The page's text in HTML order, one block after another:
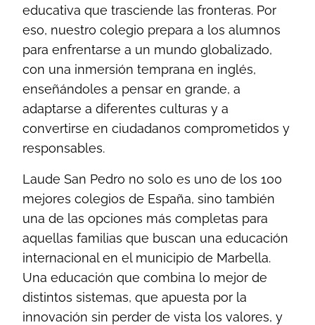
educativa que trasciende las fronteras. Por
eso, nuestro colegio prepara a los alumnos
para enfrentarse a un mundo globalizado,
con una inmersión temprana en inglés,
enseñándoles a pensar en grande, a
adaptarse a diferentes culturas y a
convertirse en ciudadanos comprometidos y
responsables.
Laude San Pedro no solo es uno de los 100
mejores colegios de España, sino también
una de las opciones más completas para
aquellas familias que buscan una educación
internacional en el municipio de Marbella.
Una educación que combina lo mejor de
distintos sistemas, que apuesta por la
innovación sin perder de vista los valores, y